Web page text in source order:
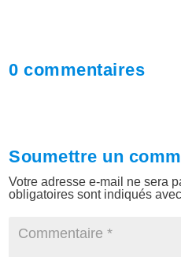
0 commentaires
Soumettre un
Votre adresse e-mail ne sera
obligatoires sont indiqués